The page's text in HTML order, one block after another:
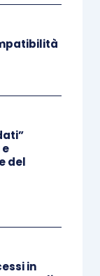
italiana ve
specifica
a sua volta
del
prodotti
sostenuti
del
in